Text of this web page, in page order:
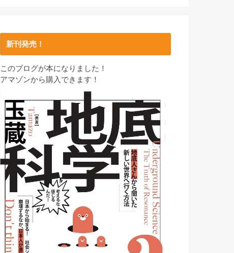
新刊発売！
このブログが本になりました！
アマゾンから購入できます！